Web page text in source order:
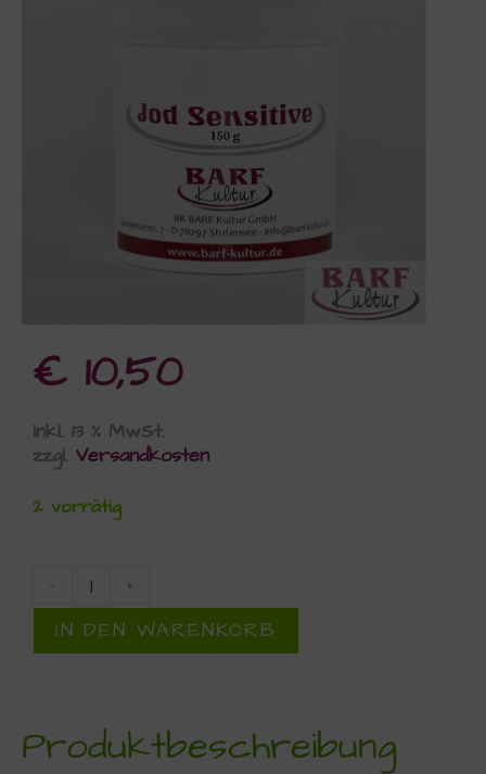
€ 10,50
inkl. 13 % MwSt.
zzgl. Versandkosten
2 vorrätig
- +
IN DEN WARENKORB
Produktbeschreibung